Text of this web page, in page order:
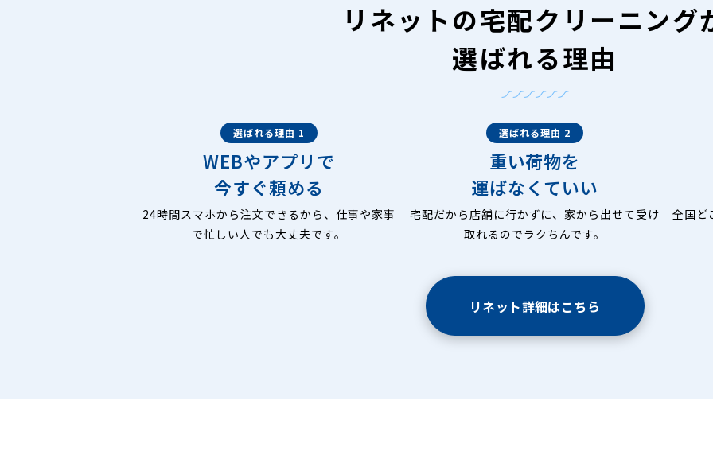
リネットの宅配クリーニング
選ばれる理由
選ばれる理由 1
WEBやアプリで
今すぐ頼める
24時間スマホから注文できるから、仕事や家事
で忙しい人でも大丈夫です。
選ばれる理由 2
重い荷物を
運ばなくていい
宅配だから店舗に行かずに、家から出せて受け
取れるのでラクちんです。
全国ど
リネット詳細はこちら